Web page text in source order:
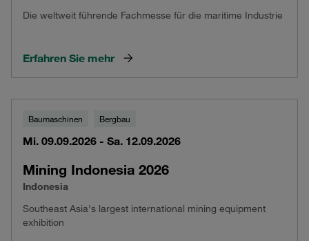
Die weltweit führende Fachmesse für die maritime Industrie
Erfahren Sie mehr
Baumaschinen Bergbau
Mi. 09.09.2026 - Sa. 12.09.2026
Mining Indonesia 2026
Indonesia
Southeast Asia's largest international mining equipment
exhibition